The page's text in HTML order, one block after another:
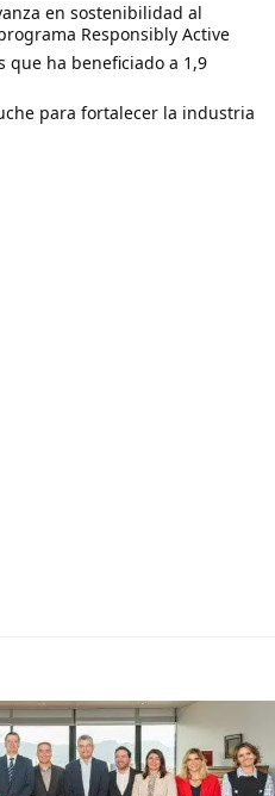
en sostenibilidad al
Responsibly Active
que ha beneficiado a 1,9
para fortalecer la industria